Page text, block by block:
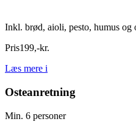
Inkl. brød, aioli, pesto, humus og
Pris199,-kr.
Læs mere i
Osteanretning
Min. 6 personer